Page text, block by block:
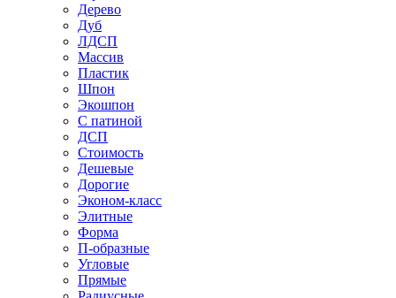
Дерево
Дуб
ЛДСП
Массив
Пластик
Шпон
Экошпон
С патиной
ДСП
Стоимость
Дешевые
Дорогие
Эконом-класс
Элитные
Форма
П-образные
Угловые
Прямые